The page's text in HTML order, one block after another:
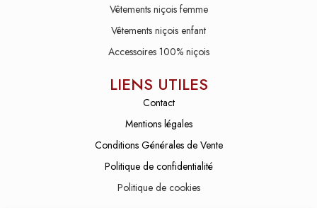
Vêtements niçois femme
Vêtements niçois enfant
Accessoires 100% niçois
LIENS UTILES
Contact
Mentions légales
Conditions Générales de Vente
Politique de confidentialité
Politique de cookies